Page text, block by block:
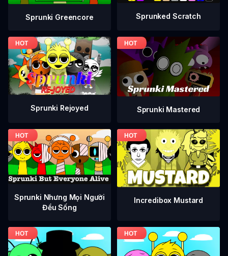
Sprunki Greencore Sprunked Scratch
Sprunki Rejoyed Sprunki Mastered
Sprunki Nhưng Mọi Người
Đều Sống
Incredibox Mustard